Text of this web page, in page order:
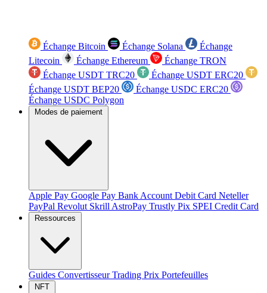
Échange Bitcoin Échange Solana
Échange
Litecoin
Échange Ethereum
Échange TRON
Échange USDT TRC20
Échange USDT ERC20
Échange USDT BEP20
Échange USDC ERC20
Échange USDC Polygon
Modes de paiement
Apple Pay Google Pay Bank Account Debit Card Neteller
PayPal Revolut Skrill AstroPay Trustly Pix SPEI Credit Card
Ressources
Guides ConvertisseurTrading Prix Portefeuilles
NFT